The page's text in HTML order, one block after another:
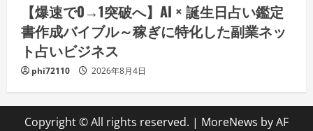
【爆速で0→1突破へ】AI × 誕生日占い鑑定
書作成バイブル～稼ぎに特化した副業ネッ
ト占いビジネス
phi72110 2026年8月4日
Copyright © All rights reserved. | MoreNews by AF